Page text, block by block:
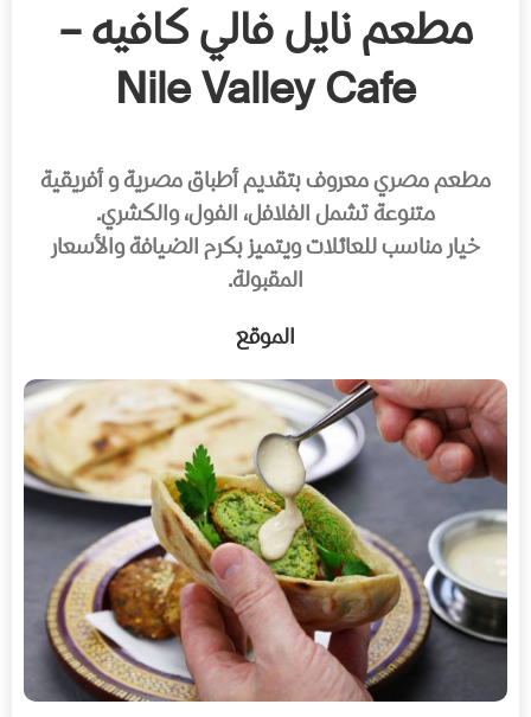
مطعم نايل فالي كافيه –
Nile Valley Cafe
مطعم مصري معروف بتقديم أطباق مصرية و أفريقية
متنوعة تشمل الفلافل، الفول، والكشري.
خيار مناسب للعائلات ويتميز بكرم الضيافة والأسعار
المقبولة.
الموقع